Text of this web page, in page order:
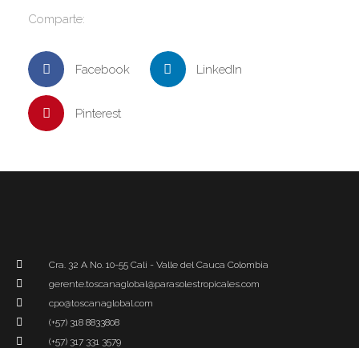
Comparte:
Facebook LinkedIn
Pinterest
Cra. 32 A No. 10-55 Cali - Valle del Cauca Colombia
gerente.toscanaglobal@parasolestropicales.com
cpo@toscanaglobal.com
(+57) 318 8833808
(+57) 317 331 3579